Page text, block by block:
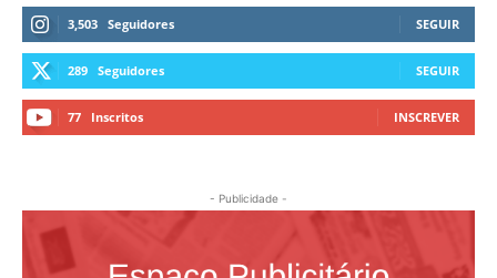
3,503 Seguidores SEGUIR
289 Seguidores SEGUIR
77 Inscritos INSCREVER
- Publicidade -